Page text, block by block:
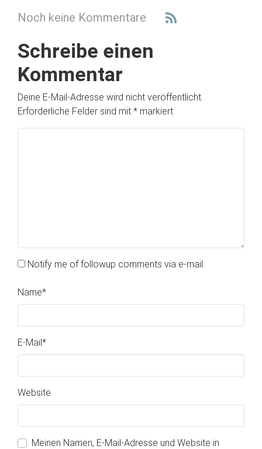
Noch keine Kommentare
Schreibe einen
Kommentar
Deine E-Mail-Adresse wird nicht veröffentlicht.
Erforderliche Felder sind mit * markiert
Notify me of followup comments via e-mail
Name*
E-Mail*
Website
Meinen Namen, E-Mail-Adresse und Website in